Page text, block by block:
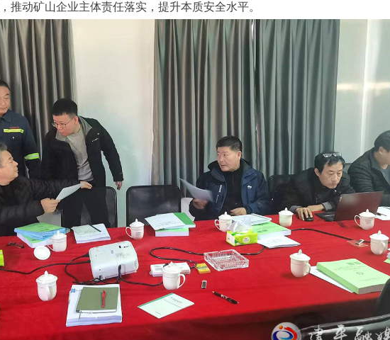
推动矿山企业主体责任落实，提升本质安全水平。